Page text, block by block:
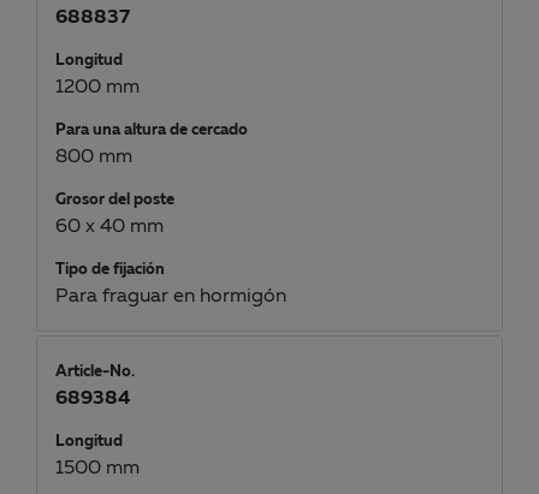
688837
Longitud
1200 mm
Para una altura de cercado
800 mm
Grosor del poste
60 x 40 mm
Tipo de fijación
Para fraguar en hormigón
Article-No.
689384
Longitud
1500 mm